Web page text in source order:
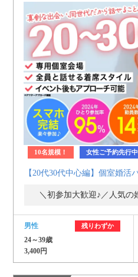
10名規模！ 女性ご予約先行中
【20代30代中心編】個室婚活
＼初参加大歓迎♪／人気の
男性 残りわずか
24～39歳
3,400円